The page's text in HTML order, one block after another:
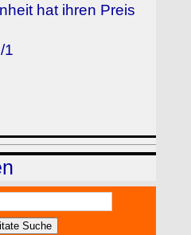
hat ihren Preis
1